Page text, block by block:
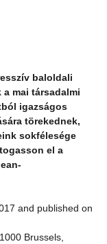
baloldali
mai társadalmi
igazságos
törekednek,
sokfélesége
el a
and published on
Brussels,